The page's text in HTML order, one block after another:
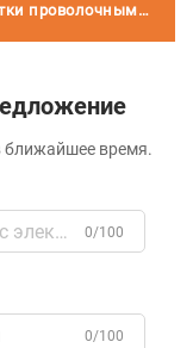
проволочным
ближайшее время.
0/100
0/100